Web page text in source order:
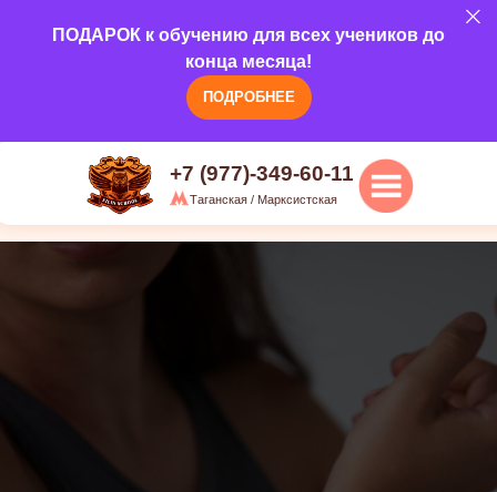
ПОДАРОК к обучению для всех учеников до
конца месяца!
ПОДРОБНЕЕ
Таганская / Марксистская
г.Москва, ул. Марксистская, д 20/1,Наши курсы
+7 (977)-349-60-11